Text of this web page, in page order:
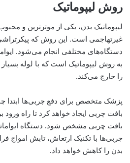
روش لیپوماتیک
لیپوماتیک بدن، یکی از موثر‌ترین و
غیرتهاجمی است. این روش که
دستگاه‌های مختلفی انجام می‌شود.
به روش لیپوماتیک است که با لوله
را خارج می‌کند.
پزشک متخصص برای دفع چربی‌ها ابتدا
بافت چربی ایجاد خواهد کرد تا راه ورود
بافت چربی مشخص شود. دستگاه
چربی‌ها با تکنیک ارتعاش، تابش
بدن را کاهش خواهد داد.